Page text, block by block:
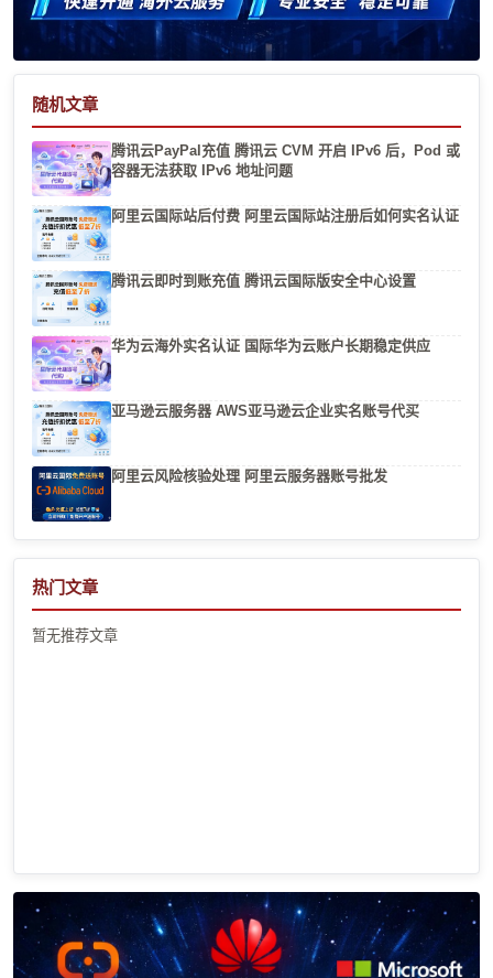
随机文章
腾讯云PayPal充值 腾讯云 CVM 开启 IPv6 后，Pod 或
容器无法获取 IPv6 地址问题
阿里云国际站后付费 阿里云国际站注册后如何实名认证
腾讯云即时到账充值 腾讯云国际版安全中心设置
华为云海外实名认证 国际华为云账户长期稳定供应
亚马逊云服务器 AWS亚马逊云企业实名账号代买
阿里云风险核验处理 阿里云服务器账号批发
热门文章
暂无推荐文章